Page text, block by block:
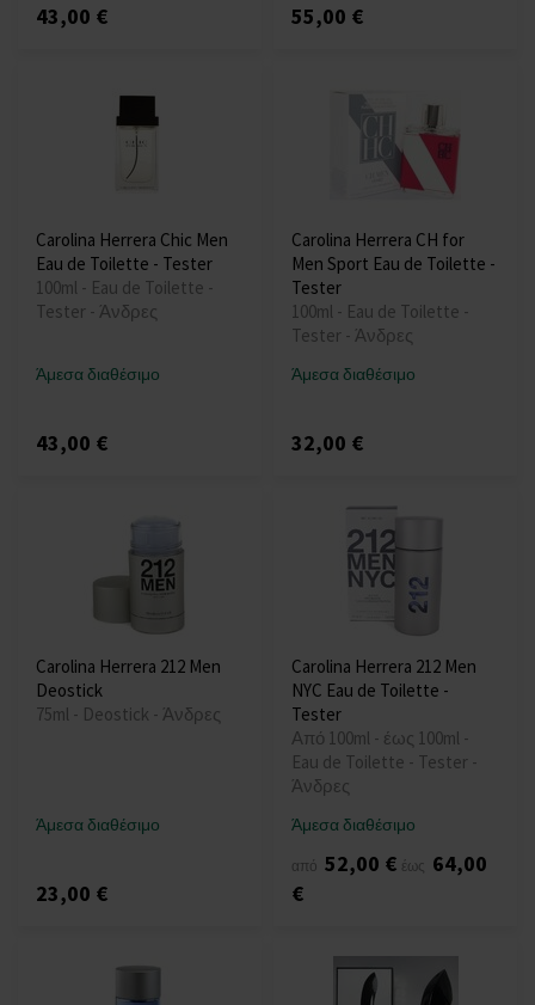
43,00 € 55,00 €
Carolina Herrera Chic Men
Eau de Toilette - Tester
100ml - Eau de Toilette -
Tester - Άνδρες
Άμεσα διαθέσιμο
43,00 €
Carolina Herrera CH for
Men Sport Eau de Toilette -
Tester
100ml - Eau de Toilette -
Tester - Άνδρες
Άμεσα διαθέσιμο
32,00 €
Carolina Herrera 212 Men
Deostick
75ml - Deostick - Άνδρες
Άμεσα διαθέσιμο
23,00 €
Carolina Herrera 212 Men
NYC Eau de Toilette -
Tester
Από 100ml - έως 100ml -
Eau de Toilette - Tester -
Άνδρες
Άμεσα διαθέσιμο
από 52,00 € έως 64,00
€